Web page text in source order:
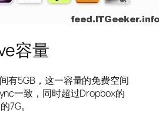
容量
有5GB，这一容量的免费空间
一致，同时超过Dropbox的
7G。